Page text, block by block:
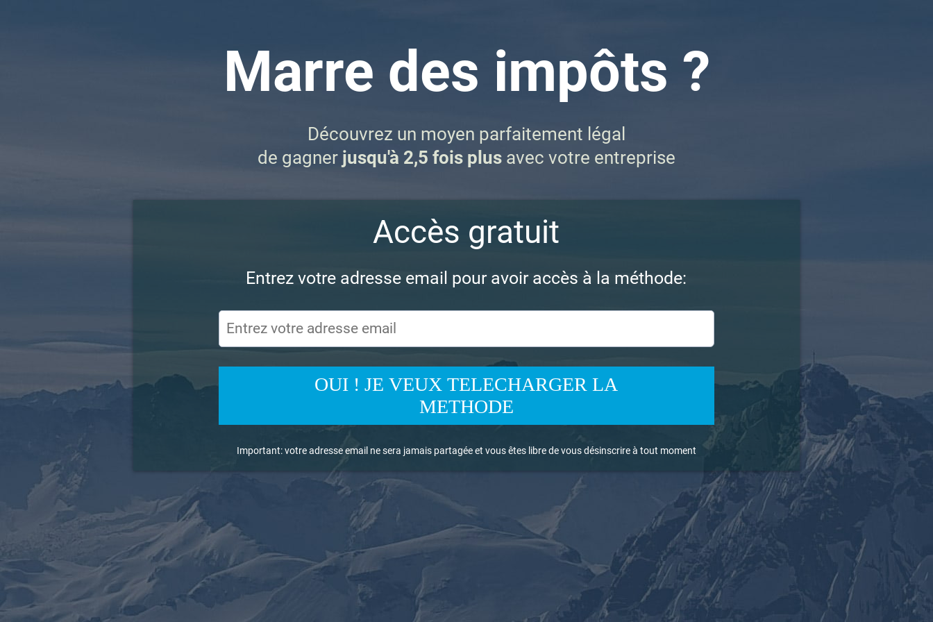
Marre des impôts ?
Découvrez un moyen parfaitement légal
de gagner jusqu'à 2,5 fois plus avec votre entreprise
Accès gratuit
Entrez votre adresse email pour avoir accès à la méthode:
OUI ! JE VEUX TELECHARGER LA
METHODE
Important: votre adresse email ne sera jamais partagée et vous êtes libre de vous désinscrire à tout moment